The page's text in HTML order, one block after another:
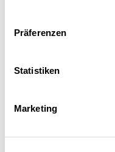
Präferenzen
Statistiken
Marketing
concilier vies
s’agit d’une
celle qui consiste
Proposition de